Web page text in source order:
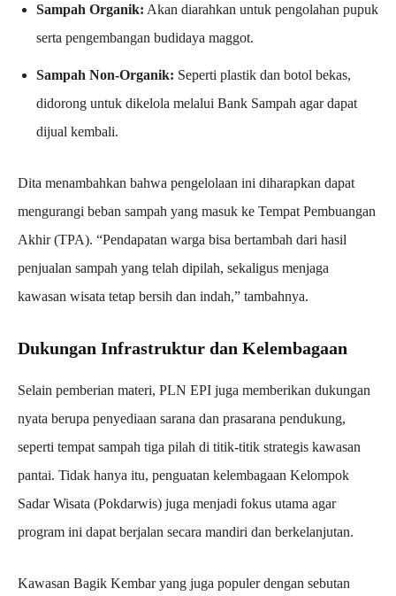
Sampah Organik: Akan diarahkan untuk pengolahan pupuk
serta pengembangan budidaya maggot.
Sampah Non-Organik: Seperti plastik dan botol bekas,
didorong untuk dikelola melalui Bank Sampah agar dapat
dijual kembali.
Dita menambahkan bahwa pengelolaan ini diharapkan dapat
mengurangi beban sampah yang masuk ke Tempat Pembuangan
Akhir (TPA). “Pendapatan warga bisa bertambah dari hasil
penjualan sampah yang telah dipilah, sekaligus menjaga
kawasan wisata tetap bersih dan indah,” tambahnya.
Dukungan Infrastruktur dan Kelembagaan
Selain pemberian materi, PLN EPI juga memberikan dukungan
nyata berupa penyediaan sarana dan prasarana pendukung,
seperti tempat sampah tiga pilah di titik-titik strategis kawasan
pantai. Tidak hanya itu, penguatan kelembagaan Kelompok
Sadar Wisata (Pokdarwis) juga menjadi fokus utama agar
program ini dapat berjalan secara mandiri dan berkelanjutan.
Kawasan Bagik Kembar yang juga populer dengan sebutan